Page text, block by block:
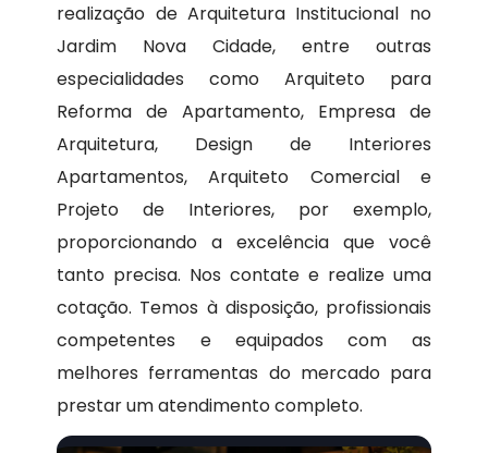
realização de Arquitetura Institucional no
Jardim Nova Cidade, entre outras
especialidades como Arquiteto para
Reforma de Apartamento, Empresa de
Arquitetura, Design de Interiores
Apartamentos, Arquiteto Comercial e
Projeto de Interiores, por exemplo,
proporcionando a excelência que você
tanto precisa. Nos contate e realize uma
cotação. Temos à disposição, profissionais
competentes e equipados com as
melhores ferramentas do mercado para
prestar um atendimento completo.